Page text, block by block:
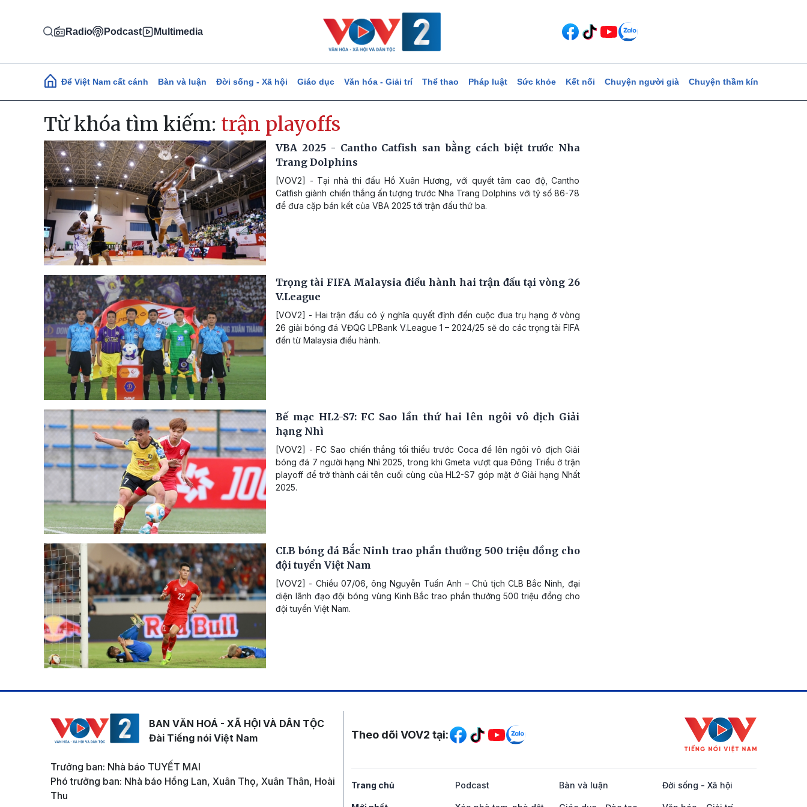
Radio Podcast Multimedia
Main navigation
Để Việt Nam cất cánh Bàn và luận Đời sống - Xã hội Giáo dục Văn hóa - Giải trí Thể thao Pháp luật Sức khỏe Kết nối Chuyện người già Chuyện thầm kín
Từ khóa tìm kiếm: trận playoffs
VBA 2025 - Cantho Catfish san bằng cách biệt trước Nha
Trang Dolphins
[VOV2] - Tại nhà thi đấu Hồ Xuân Hương, với quyết tâm cao độ, Cantho
Catfish giành chiến thắng ấn tượng trước Nha Trang Dolphins với tỷ số 86-78
để đưa cặp bán kết của VBA 2025 tới trận đấu thứ ba.
Trọng tài FIFA Malaysia điều hành hai trận đấu tại vòng 26
V.League
[VOV2] - Hai trận đấu có ý nghĩa quyết định đến cuộc đua trụ hạng ở vòng
26 giải bóng đá VĐQG LPBank V.League 1 – 2024/25 sẽ do các trọng tài FIFA
đến từ Malaysia điều hành.
Bế mạc HL2-S7: FC Sao lần thứ hai lên ngôi vô địch Giải
hạng Nhì
[VOV2] - FC Sao chiến thắng tối thiểu trước Coca để lên ngôi vô địch Giải
bóng đá 7 người hạng Nhì 2025, trong khi Gmeta vượt qua Đông Triều ở trận
playoff để trở thành cái tên cuối cùng của HL2-S7 góp mặt ở Giải hạng Nhất
2025.
CLB bóng đá Bắc Ninh trao phần thưởng 500 triệu đồng cho
đội tuyển Việt Nam
[VOV2] - Chiều 07/06, ông Nguyễn Tuấn Anh – Chủ tịch CLB Bắc Ninh, đại
diện lãnh đạo đội bóng vùng Kinh Bắc trao phần thưởng 500 triệu đồng cho
đội tuyển Việt Nam.
BAN VĂN HOÁ - XÃ HỘI VÀ DÂN TỘC
Đài Tiếng nói Việt Nam
Trưởng ban: Nhà báo TUYẾT MAI
Phó trưởng ban: Nhà báo Hồng Lan, Xuân Thọ, Xuân Thân, Hoài
Thu
Mạng xã hội
Theo dõi VOV2 tại:
Trang chủ Podcast Bàn và luận Đời sống - Xã hội